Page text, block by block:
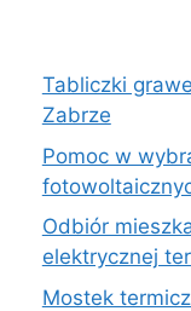
Tabliczki
Zabrze
Pomoc w
Odbiór
elektrycznej
Mostek